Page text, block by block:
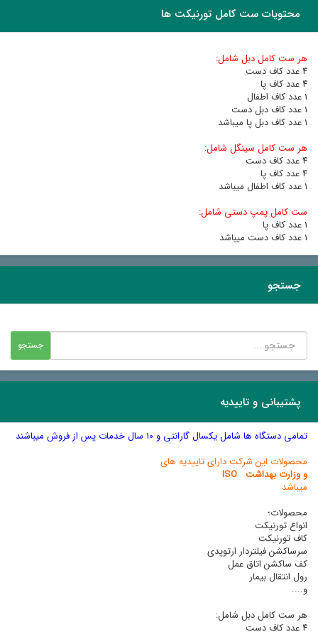
محتویات ست کامل تورنیکت ها
هر ست کامل دبل شامل:
٤ عدد کاف دست
٤ عدد کاف پا
هر ست کامل سینگل شامل:
٤ عدد کاف دست
٤ عدد کاف پا
ست کامل پمپ دستی شامل:
جستجو
پشتیبانی و تاییدیه
تمامی دستگاه ها شامل یکسال گارانتی و 10 سال خدمات پس از فروش میباشند
محصولات این شرکت دارای تاییدیه های
و وزارت بهداشت ISO
میباشد
محصولات؛
انواع تورنیکت
کاف تورنیکت
سرساکشن فیلتردار ارتوپدی
کف ساکشن اتاق عمل
رول انتقال بیمار
و....
هر ست کامل دبل شامل:
٤ عدد کاف دست